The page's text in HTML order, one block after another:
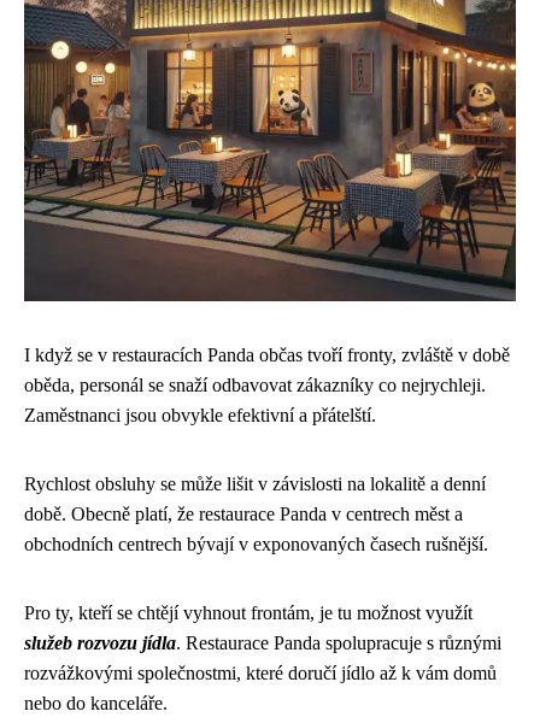
I když se v restauracích Panda občas tvoří fronty, zvláště v době
oběda, personál se snaží odbavovat zákazníky co nejrychleji.
Zaměstnanci jsou obvykle efektivní a přátelští.
Rychlost obsluhy se může lišit v závislosti na lokalitě a denní
době. Obecně platí, že restaurace Panda v centrech měst a
obchodních centrech bývají v exponovaných časech rušnější.
Pro ty, kteří se chtějí vyhnout frontám, je tu možnost využít
služeb rozvozu jídla. Restaurace Panda spolupracuje s různými
rozvážkovými společnostmi, které doručí jídlo až k vám domů
nebo do kanceláře.